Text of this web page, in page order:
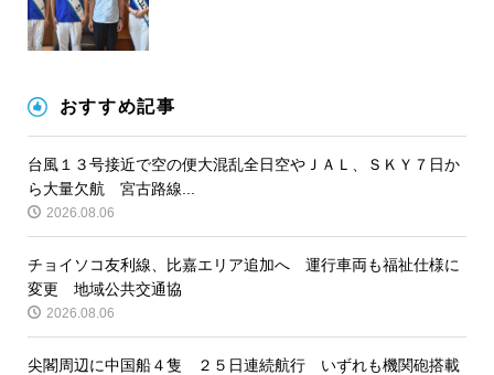
おすすめ記事
台風１３号接近で空の便大混乱全日空やＪＡＬ、ＳＫＹ７日か
ら大量欠航 宮古路線...
2026.08.06
チョイソコ友利線、比嘉エリア追加へ 運行車両も福祉仕様に
変更 地域公共交通協
2026.08.06
尖閣周辺に中国船４隻 ２５日連続航行 いずれも機関砲搭載